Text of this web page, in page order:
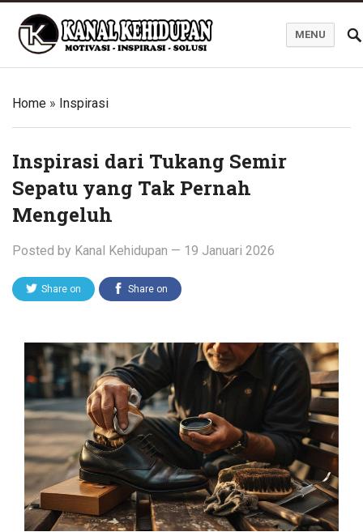
Blog Kanal Kehidupan
MENU
Home » Inspirasi
Inspirasi dari Tukang Semir
Sepatu yang Tak Pernah
Mengeluh
Posted by Kanal Kehidupan — 19 Januari 2026
Share on Share on